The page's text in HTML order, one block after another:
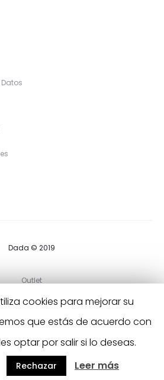
Dada © 2019
Outlet
Frecuentes
Contáctanos
a
c
n
s
cookies para mejorar su
que estás de acuerdo con
optar por salir si lo deseas.
Rechazar Leer más